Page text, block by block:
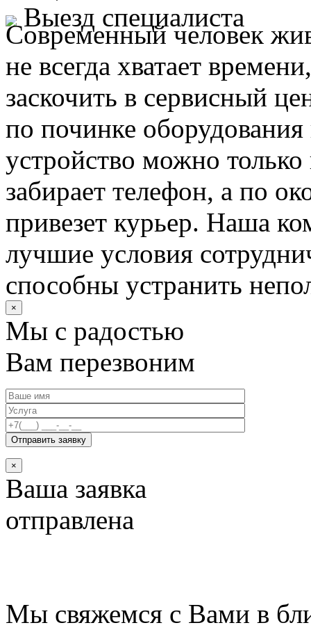
Выезд специалиста
Современный человек
не всегда хватает
заскочить в сервисный
по починке
устройство можно
забирает телефон, а по
привезет курьер. Наша
лучшие условия
способны устранить
×
Мы с радостью
Вам перезвоним
×
Ваша заявка
отправлена
Мы свяжемся с Вами в